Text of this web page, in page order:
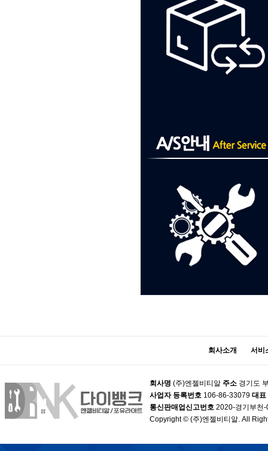
회사소개 서비
회사명 (주)엔젤비티알 주소 경기도
사업자 등록번호 106-86-33079 대표
통신판매업신고번호 2020-경기부천
Copyright © (주)엔젤비티알. All